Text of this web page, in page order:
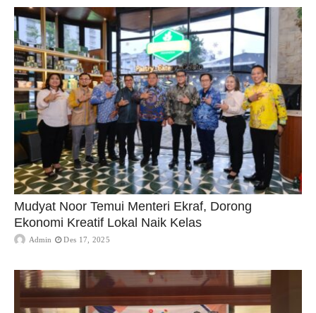
Mudyat Noor Temui Menteri Ekraf, Dorong
Ekonomi Kreatif Lokal Naik Kelas
Admin Des 17, 2025